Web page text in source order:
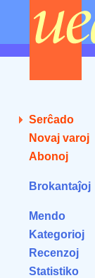
Serĉado
Novaj varoj
Abonoj
Brokantaĵoj
Mendo
Kategorioj
Recenzoj
Statistiko